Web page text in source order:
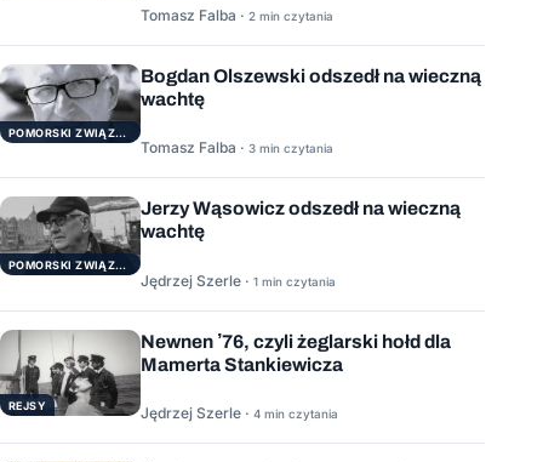
Tomasz Falba · 2 min czytania
POMORSKI ZWIĄZEK ŻEGLARSKI
Bogdan Olszewski odszedł na wieczną
wachtę
Tomasz Falba · 3 min czytania
POMORSKI ZWIĄZEK ŻEGLARSKI
Jerzy Wąsowicz odszedł na wieczną
wachtę
Jędrzej Szerle · 1 min czytania
REJSY
Newnen ’76, czyli żeglarski hołd dla
Mamerta Stankiewicza
Jędrzej Szerle · 4 min czytania